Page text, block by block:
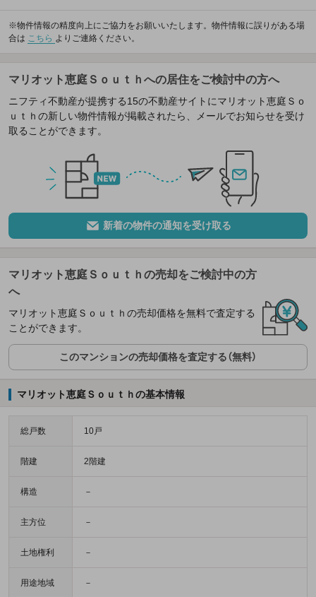
※物件情報の精度向上にご協力をお願いいたします。物件情報に誤りがある場
合は こちら よりご連絡ください。
マリオット恵庭Ｓｏｕｔｈへの居住をご検討中の方へ
ニフティ不動産が提携する15の不動産サイトにマリオット恵庭Ｓｏ
ｕｔｈの新しい物件情報が掲載されたら、メールでお知らせを受け
取ることができます。
新着の物件の通知を受け取る
マリオット恵庭Ｓｏｕｔｈの売却をご検討中の方
へ
マリオット恵庭Ｓｏｕｔｈの売却価格を無料で査定する
ことができます。
このマンションの売却価格を査定する（無料）
マリオット恵庭Ｓｏｕｔｈの基本情報
総戸数 10戸
階建 2階建
構造 －
主方位 －
土地権利 －
用途地域 －